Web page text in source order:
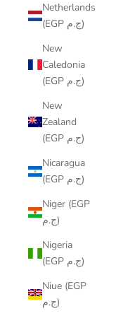
Netherlands
(EGP ج.م)
New
Caledonia
(EGP ج.م)
New
Zealand
(EGP ج.م)
Nicaragua
(EGP ج.م)
Niger (EGP
ج.م)
Nigeria
(EGP ج.م)
Niue (EGP
ج.م)